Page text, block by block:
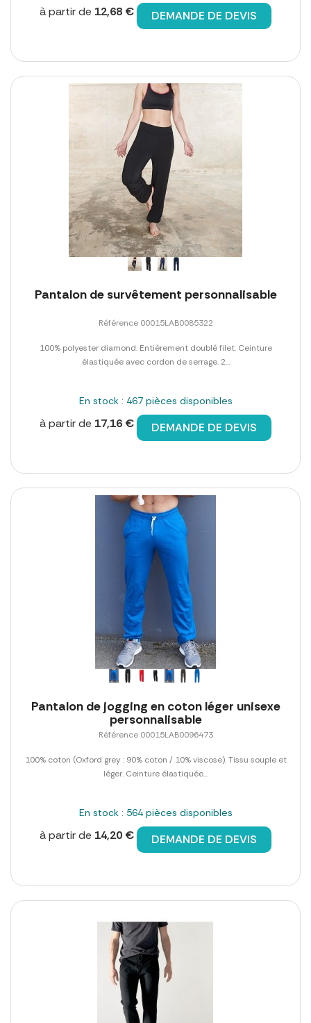
à partir de 12,68 € DEMANDE DE DEVIS
Pantalon de survêtement personnalisable
Référence 00015LAB0085322
100% polyester diamond. Entièrement doublé filet. Ceinture
élastiquée avec cordon de serrage. 2...
En stock : 467 pièces disponibles
à partir de 17,16 € DEMANDE DE DEVIS
Pantalon de jogging en coton léger unisexe
personnalisable
Référence 00015LAB0096473
100% coton (Oxford grey : 90% coton / 10% viscose). Tissu souple et
léger. Ceinture élastiquée...
En stock : 564 pièces disponibles
à partir de 14,20 € DEMANDE DE DEVIS